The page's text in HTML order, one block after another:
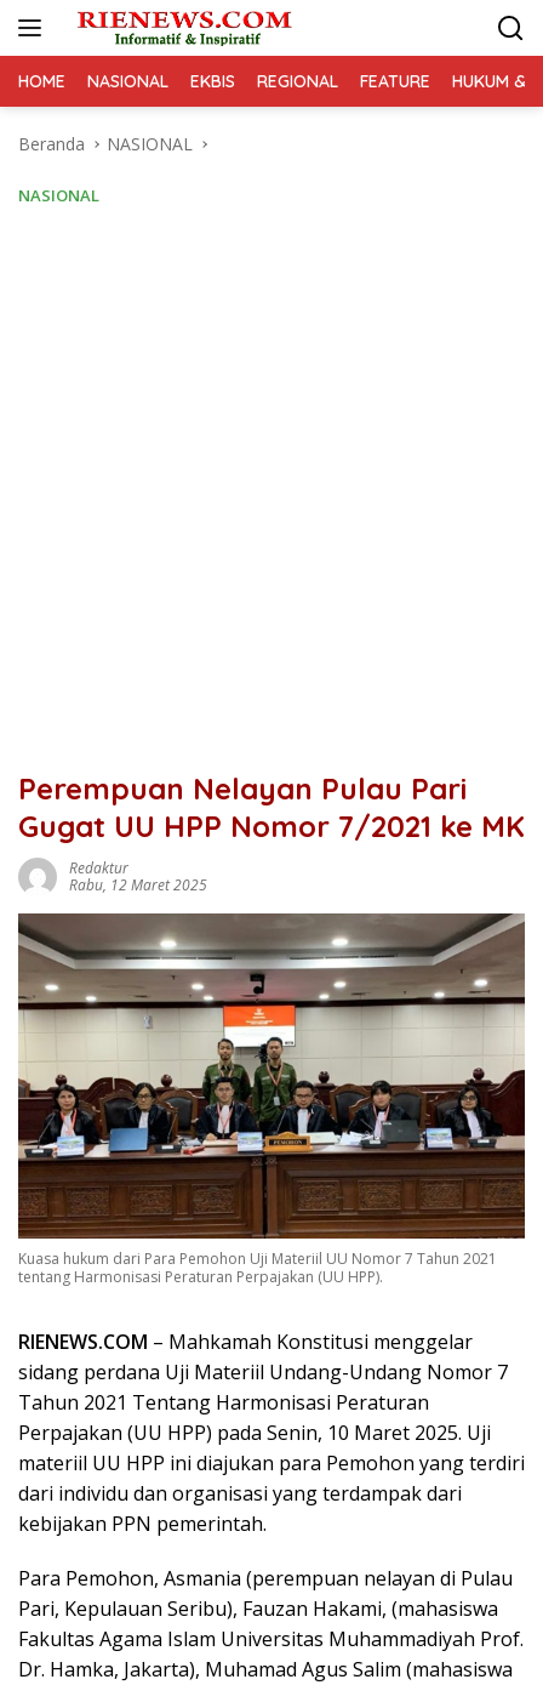
HOME NASIONAL EKBIS REGIONAL FEATURE HUKUM &
Beranda NASIONAL
NASIONAL
Perempuan Nelayan Pulau Pari
Gugat UU HPP Nomor 7/2021 ke MK
Redaktur
Rabu, 12 Maret 2025
Kuasa hukum dari Para Pemohon Uji Materiil UU Nomor 7 Tahun 2021
tentang Harmonisasi Peraturan Perpajakan (UU HPP).
RIENEWS.COM – Mahkamah Konstitusi menggelar
sidang perdana Uji Materiil Undang-Undang Nomor 7
Tahun 2021 Tentang Harmonisasi Peraturan
Perpajakan (UU HPP) pada Senin, 10 Maret 2025. Uji
materiil UU HPP ini diajukan para Pemohon yang terdiri
dari individu dan organisasi yang terdampak dari
kebijakan PPN pemerintah.
Para Pemohon, Asmania (perempuan nelayan di Pulau
Pari, Kepulauan Seribu), Fauzan Hakami, (mahasiswa
Fakultas Agama Islam Universitas Muhammadiyah Prof.
Dr. Hamka, Jakarta), Muhamad Agus Salim (mahasiswa